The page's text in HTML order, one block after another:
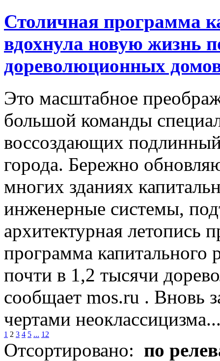
Столичная программа
вдохнула новую жизнь
дореволюционных
Это масштабное
большой команды
воссоздающих
города. Бережно
многих зданиях
инженерные системы,
архитектурная летопись
программа капитального
почти в 1,2 тысячи
сообщает mos.ru . Вновь
чертами
1 2 3 4 5 ... 12
Отсортировано: по